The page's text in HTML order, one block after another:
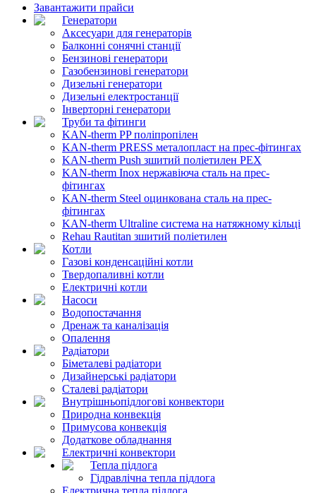
Завантажити прайси
Генератори
Аксесуари для генераторів
Балконні сонячні станції
Бензинові генератори
Газобензинові генератори
Дизельні генератори
Дизельні електростанції
Інверторні генератори
Труби та фітинги
KAN-therm PP поліпропілен
KAN-therm PRESS металопласт на прес-фітингах
KAN-therm Push зшитий поліетилен PEX
KAN-therm Inox нержавіюча сталь на прес-
фітингах
KAN-therm Steel оцинкована сталь на прес-
фітингах
KAN-therm Ultraline система на натяжному кільці
Rehau Rautitan зшитий поліетилен
Котли
Газові конденсаційні котли
Твердопаливні котли
Електричні котли
Насоси
Водопостачання
Дренаж та каналізація
Опалення
Радіатори
Біметалеві радіатори
Дизайнерські радіатори
Сталеві радіатори
Внутрішньопідлогові конвектори
Природна конвекція
Примусова конвекція
Додаткове обладнання
Електричні конвектори
Тепла підлога
Гідравлічна тепла підлога
Електрична тепла підлога